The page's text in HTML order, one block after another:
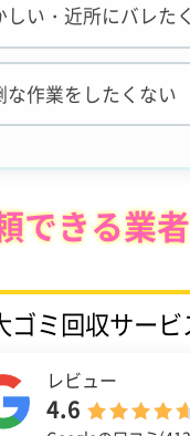
い・近所にバレた
作業をしたくない
できる業
ゴミ回収サービ
レビュー
4.6